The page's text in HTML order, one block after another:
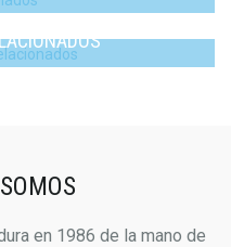
en 1986 de la mano de